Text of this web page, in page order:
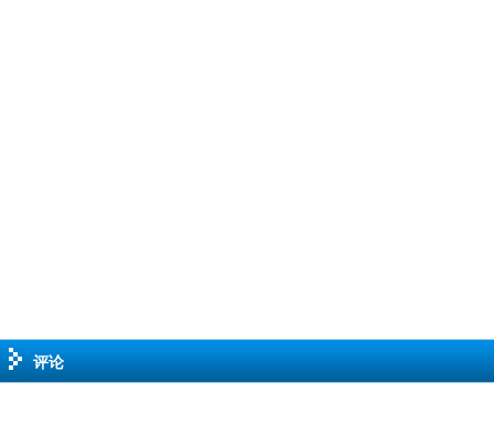
评论